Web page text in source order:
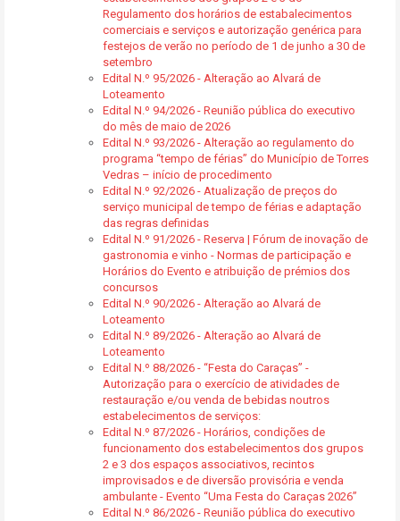
Regulamento dos horários de estabalecimentos
comerciais e serviços e autorização genérica para
festejos de verão no período de 1 de junho a 30 de
setembro
Edital N.º 95/2026 - Alteração ao Alvará de
Loteamento
Edital N.º 94/2026 - Reunião pública do executivo
do mês de maio de 2026
Edital N.º 93/2026 - Alteração ao regulamento do
programa “tempo de férias” do Município de Torres
Vedras – início de procedimento
Edital N.º 92/2026 - Atualização de preços do
serviço municipal de tempo de férias e adaptação
das regras definidas
Edital N.º 91/2026 - Reserva | Fórum de inovação de
gastronomia e vinho - Normas de participação e
Horários do Evento e atribuição de prémios dos
concursos
Edital N.º 90/2026 - Alteração ao Alvará de
Loteamento
Edital N.º 89/2026 - Alteração ao Alvará de
Loteamento
Edital N.º 88/2026 - “Festa do Caraças” -
Autorização para o exercício de atividades de
restauração e/ou venda de bebidas noutros
estabelecimentos de serviços:
Edital N.º 87/2026 - Horários, condições de
funcionamento dos estabelecimentos dos grupos
2 e 3 dos espaços associativos, recintos
improvisados e de diversão provisória e venda
ambulante - Evento “Uma Festa do Caraças 2026”
Edital N.º 86/2026 - Reunião pública do executivo